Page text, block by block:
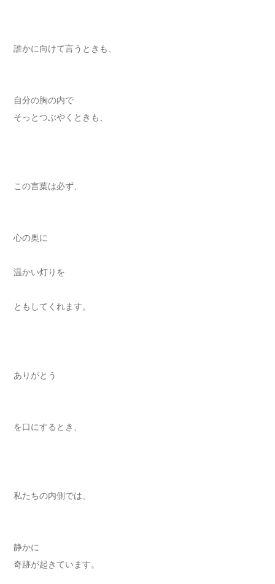
誰かに向けて言うときも、
自分の胸の内で
そっとつぶやくときも、
この言葉は必ず、
心の奥に
温かい灯りを
ともしてくれます。
ありがとう
を口にするとき、
私たちの内側では、
静かに
奇跡が起きています。